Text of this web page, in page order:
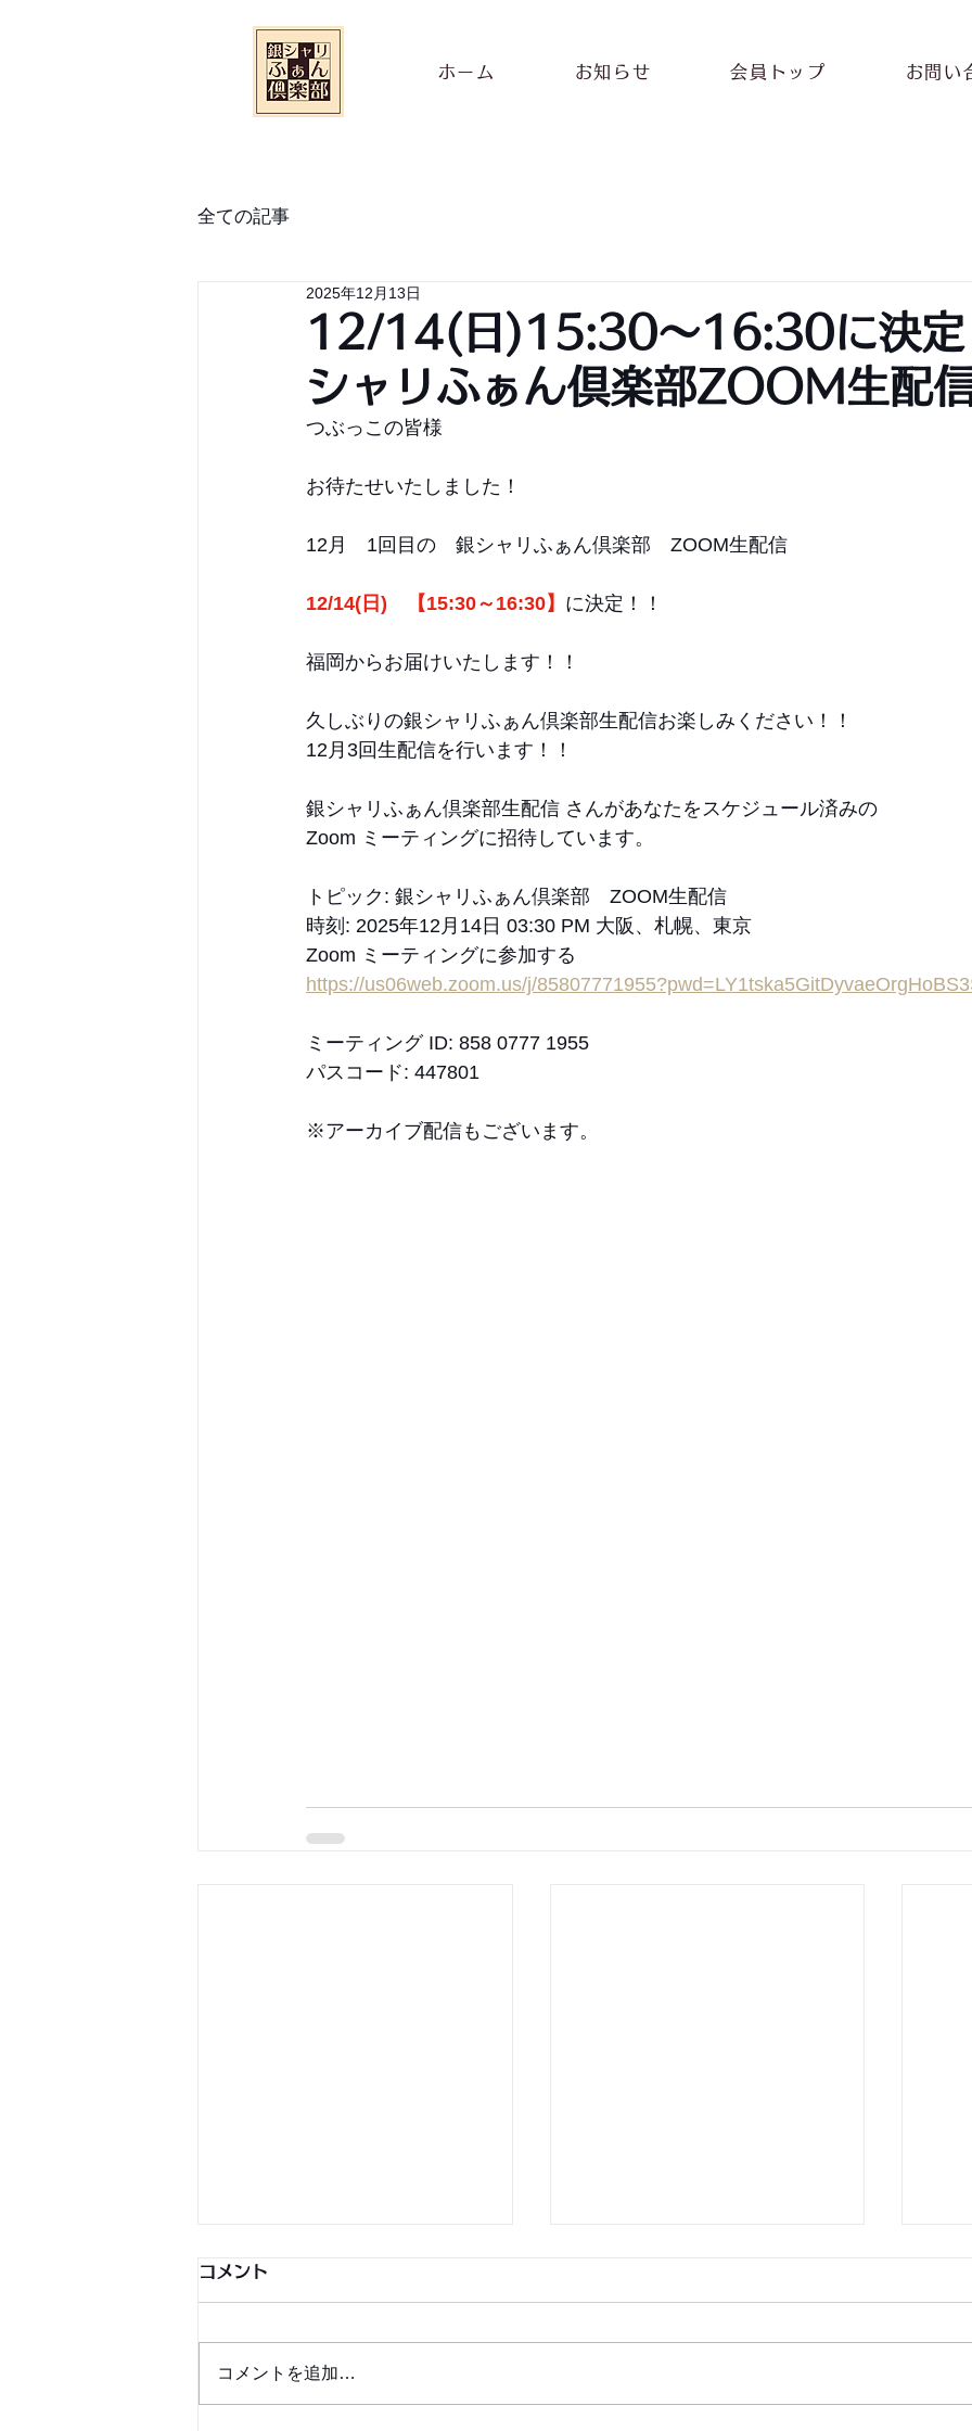
ホーム お知らせ 会員トップ お問い
全ての記事
12/14(日)15:30～16:30に決
シャリふぁん倶楽部ZOOM生配
2025年12月13日
つぶっこの皆様
お待たせいたしました！
12月　1回目の　銀シャリふぁん倶楽部　ZOOM生配信
12/14(日)　【15:30～16:30】 に決定！！
福岡からお届けいたします！！
久しぶりの銀シャリふぁん倶楽部生配信お楽しみください！！
12月3回生配信を行います！！
銀シャリふぁん倶楽部生配信 さんがあなたをスケジュール済みの
Zoom ミーティングに招待しています。
トピック: 銀シャリふぁん倶楽部　ZOOM生配信
時刻: 2025年12月14日 03:30 PM 大阪、札幌、東京
Zoom ミーティングに参加する
https://us06web.zoom.us/j/
ミーティング ID: 858 0777 1955
パスコード: 447801
※アーカイブ配信もございます。
コメント
コメントを追加…